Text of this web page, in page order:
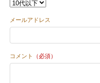
メールアドレス
コメント （必須）